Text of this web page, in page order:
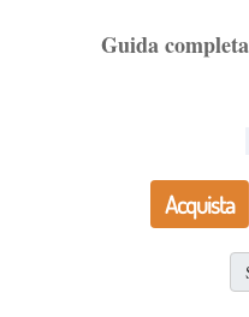
Guida
Acquista